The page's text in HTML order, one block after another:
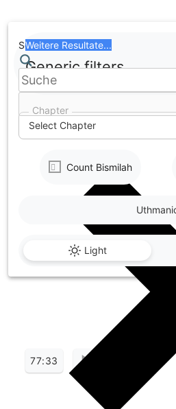
to
content
Chapter
Select Chapter
Search
Weitere Resultate...
Generic filters
Count Bismilah
Light
77:33